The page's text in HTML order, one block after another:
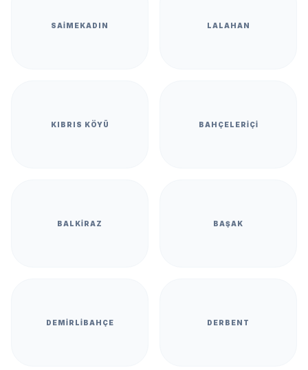
SAIMEKADIN LALAHAN
KIBRIS KÖYÜ BAHÇELERIÇI
BALKIRAZ BAŞAK
DEMIRLIBAHÇE DERBENT